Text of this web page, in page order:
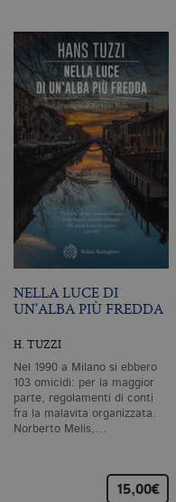
NELLA LUCE DI
UN’ALBA PIÙ FREDDA
H. TUZZI
Nel 1990 a Milano si ebbero
103 omicidi: per la maggior
parte, regolamenti di conti
fra la malavita organizzata.
Norberto Melis,…
15,00€
_gid